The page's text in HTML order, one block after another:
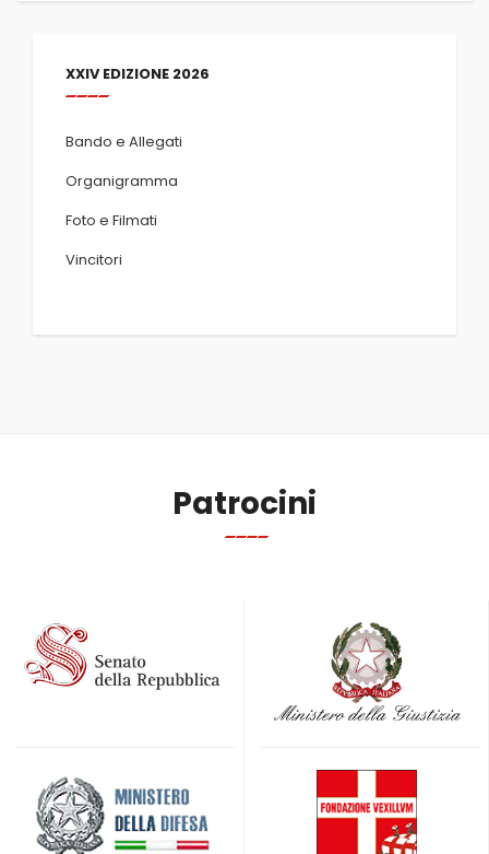
XXIV EDIZIONE 2026
Bando e Allegati
Organigramma
Foto e Filmati
Vincitori
Patrocini